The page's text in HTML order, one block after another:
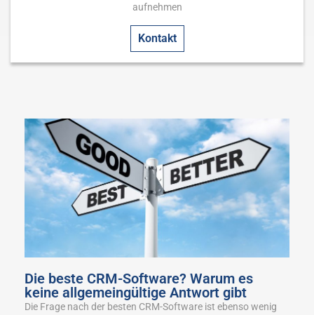
aufnehmen
Kontakt
Die beste CRM-Software? Warum es
keine allgemeingültige Antwort gibt
Die Frage nach der besten CRM-Software ist ebenso wenig